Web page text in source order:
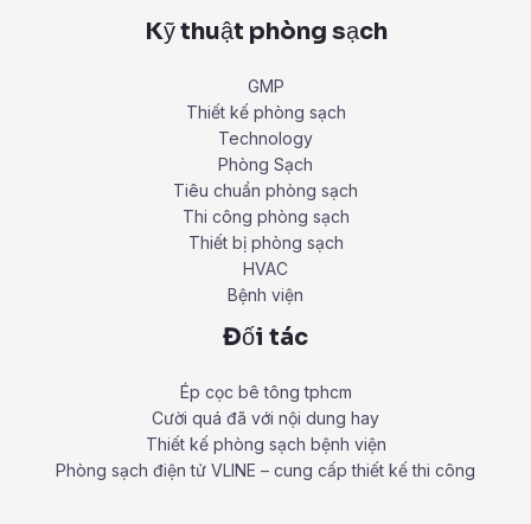
Kỹ thuật phòng sạch
GMP
Thiết kế phòng sạch
Technology
Phòng Sạch
Tiêu chuẩn phòng sạch
Thi công phòng sạch
Thiết bị phòng sạch
HVAC
Bệnh viện
Đối tác
Ép cọc bê tông tphcm
Cười quá đã với nội dung hay
Thiết kế phòng sạch bệnh viện
Phòng sạch điện tử VLINE – cung cấp thiết kế thi công